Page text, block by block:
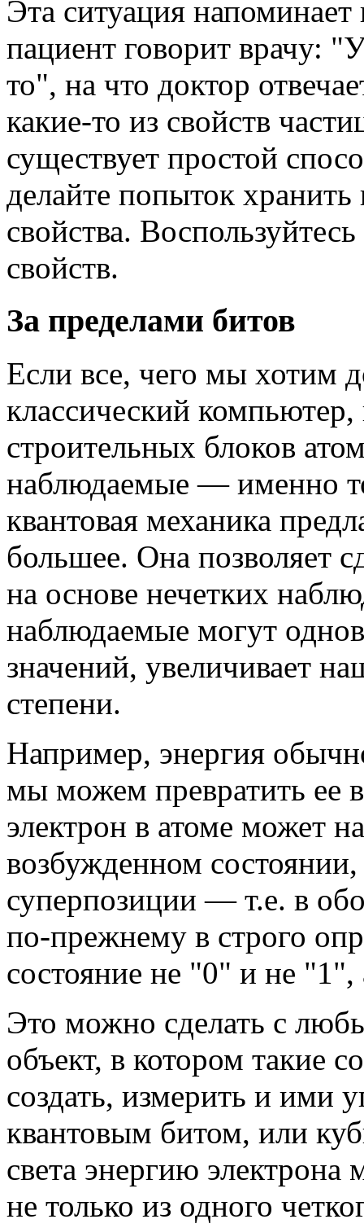
Эта ситуация
пациент говорит врачу:
то", на что доктор
какие-то из свойств
существует простой
делайте попыток
свойства.
свойств.
За пределами битов
Если все, чего мы хотим
классический компьютер,
строительных блоков
наблюдаемые — именно
квантовая механика
большее. Она позволяет
на основе нечетких
наблюдаемые могут
значений, увеличивает
степени.
Например, энергия
мы можем превратить ее
электрон в атоме может
возбужденном
суперпозиции — т.е. в
по-прежнему в строго
состояние не "0" и не
Это можно сделать с
объект, в котором такие
создать, измерить и ими
квантовым битом, или
света энергию электрона
не только из одного